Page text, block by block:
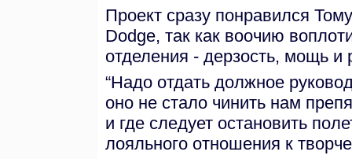
Проект сразу понравился
Dodge, так как воочию
отделения - дерзость, мощь и
“Надо отдать должное
оно не стало чинить нам
и где следует остановить
лояльного отношения к